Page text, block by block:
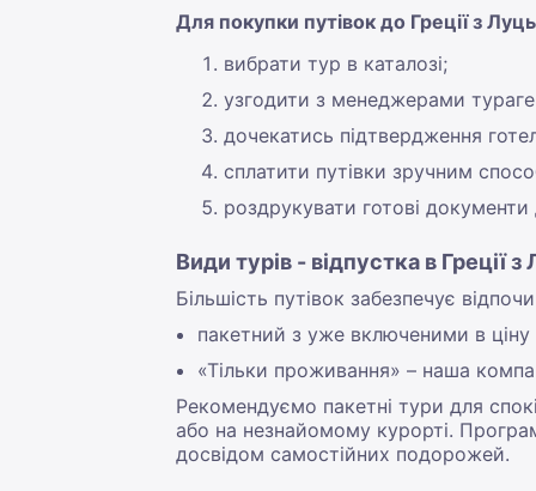
Для покупки путівок до Греції з
вибрати тур в каталозі;
узгодити з менеджерами
дочекатись підтвердження
сплатити путівки зручним
роздрукувати готові
Види турів - відпустка в Греції з
Більшість путівок забезпечує
пакетний з уже включеними в
«Тільки проживання» – наша
Рекомендуємо пакетні тури для
або на незнайомому курорті.
досвідом самостійних подорожей.